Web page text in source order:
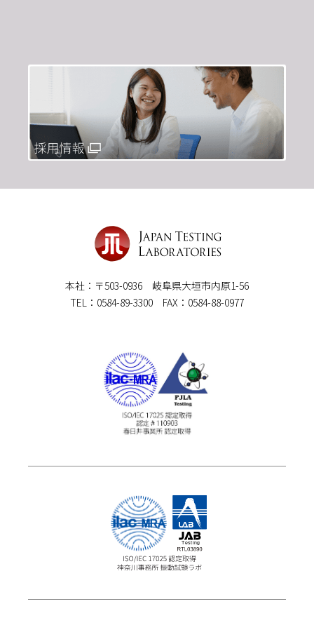
本社：〒503-0936 岐阜県大垣市内原1-56
TEL：0584-89-3300 FAX：0584-88-0977